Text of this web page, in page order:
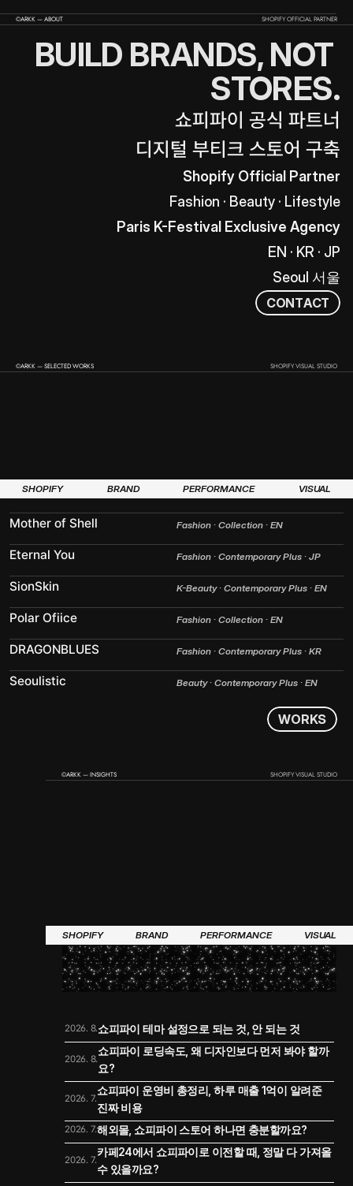
©ARKK — ABOUT SHOPIFY OFFICIAL PARTNER
BUILD BRANDS, NOT
STORES.
쇼피파이 공식 파트너
디지털 부티크 스토어 구축
Shopify Official Partner
Fashion · Beauty · Lifestyle
Paris K-Festival Exclusive Agency
EN · KR · JP
Seoul 서울
CONTACT
©ARKK — SELECTED WORKS SHOPIFY VISUAL STUDIO
SHOPIFY BRAND PERFORMANCE VISUAL
Mother of Shell Fashion · Collection · EN
Eternal You Fashion · Contemporary Plus · JP
SionSkin K-Beauty · Contemporary Plus · EN
Polar Ofiice Fashion · Collection · EN
DRAGONBLUES Fashion · Contemporary Plus · KR
Seoulistic Beauty · Contemporary Plus · EN
WORKS
©ARKK — INSIGHTS SHOPIFY VISUAL STUDIO
SHOPIFY BRAND PERFORMANCE VISUAL
2026. 8.쇼피파이 테마 설정으로 되는 것, 안 되는 것
2026. 8.
쇼피파이 로딩속도, 왜 디자인보다 먼저 봐야 할까
요?
2026. 7.
쇼피파이 운영비 총정리, 하루 매출 1억이 알려준
진짜 비용
2026. 7.해외몰, 쇼피파이 스토어 하나면 충분할까요?
2026. 7.
카페24에서 쇼피파이로 이전할 때, 정말 다 가져올
수 있을까요?